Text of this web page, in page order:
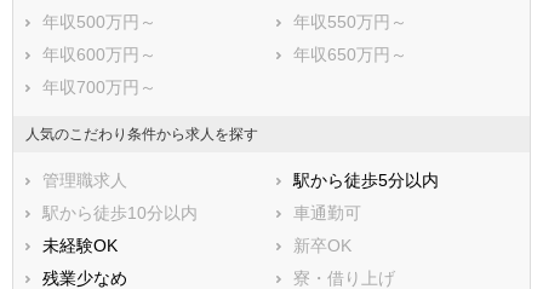
年収500万円～
年収550万円～
年収600万円～
年収650万円～
年収700万円～
人気のこだわり条件から求人を探す
管理職求人
駅から徒歩5分以内
駅から徒歩10分以内
車通勤可
未経験OK
新卒OK
残業少なめ
寮・借り上げ